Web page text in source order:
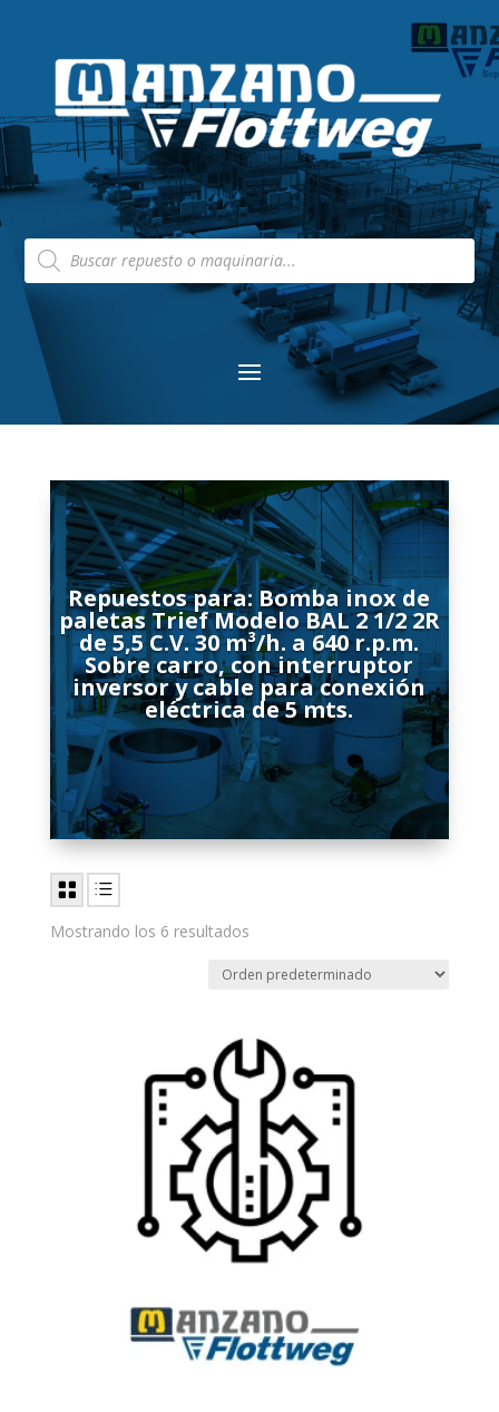
Búsqueda
de
productos
Repuestos para: Bomba inox de
paletas Trief Modelo BAL 2 1/2 2R
de 5,5 C.V. 30 m³/h. a 640 r.p.m.
Sobre carro, con interruptor
inversor y cable para conexión
eléctrica de 5 mts.
Mostrando los 6 resultados